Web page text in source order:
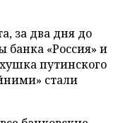
за два дня до
банка «Россия» и
путинского
стали